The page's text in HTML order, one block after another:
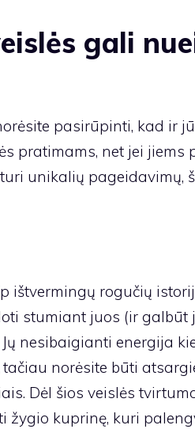
gali
pasirūpinti, kad ir
pratimams, net jei jiems
unikalių pageidavimų,
ištvermingų rogučių
stumiant juos (ir galbūt
Jų nesibaigianti energija
norėsite būti
Dėl šios veislės
žygio kuprinę, kuri